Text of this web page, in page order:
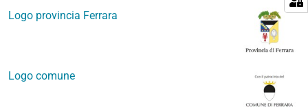
Logo provincia Ferrara
Logo comune